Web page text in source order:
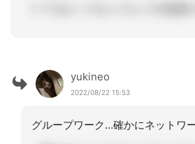
yukineo
2022/08/22 15:53